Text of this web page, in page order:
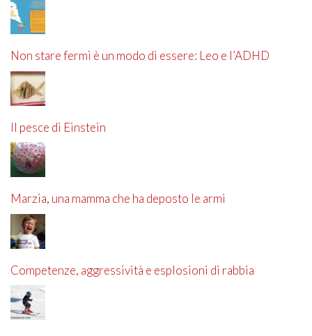
Non stare fermi è un modo di essere: Leo e l’ADHD
Il pesce di Einstein
Marzia, una mamma che ha deposto le armi
Competenze, aggressività e esplosioni di rabbia